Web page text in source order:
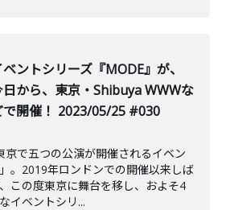
ベントシリーズ『MODE』が、
日から、東京・Shibuya WWWな
で開催！ 2023/05/25 #030
で五つの公演が開催されるイベン
。2019年ロンドンでの開催以来しば
この度東京に舞台を移し、およそ4
イベントシリ...